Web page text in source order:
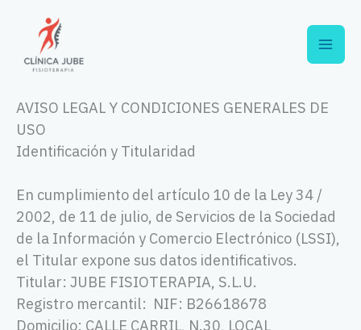
contenido
AVISO LEGAL Y CONDICIONES GENERALES DE
USO
Identificación y Titularidad
En cumplimiento del artículo 10 de la Ley 34 /
2002, de 11 de julio, de Servicios de la Sociedad
de la Información y Comercio Electrónico (LSSI),
el Titular expone sus datos identificativos.
Titular: JUBE FISIOTERAPIA, S.L.U.
Registro mercantil: NIF: B26618678
Domicilio: CALLE CARRIL, N.30, LOCAL